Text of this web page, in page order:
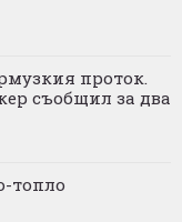
проток.
съобщил за два
топло